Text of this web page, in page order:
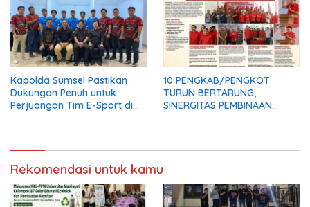
Kapolda Sumsel Pastikan
Dukungan Penuh untuk
Perjuangan Tim E-Sport di
10 PENGKAB/PENGKOT
TURUN BERTARUNG,
SINERGITAS PEMBINAAN
Rekomendasi untuk kamu